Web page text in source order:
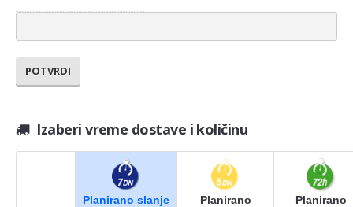
Izaberi vreme dostave i količinu
Planirano slanje
Planirano
Planirano